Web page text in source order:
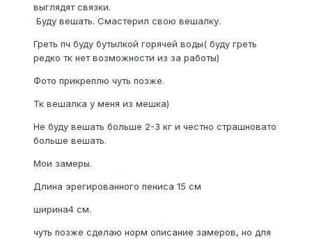
выглядят связки.
Буду вешать. Смастерил свою вешалку.
Греть пч буду бутылкой горячей воды( буду греть
редко тк нет возможности из за работы)
Фото прикреплю чуть позже.
Тк вешалка у меня из мешка)
Не буду вешать больше 2-3 кг и честно страшновато
больше вешать.
Мои замеры.
Длина эрегированного пениса 15 см
ширина4 см.
чуть позже сделаю норм описание замеров, но для